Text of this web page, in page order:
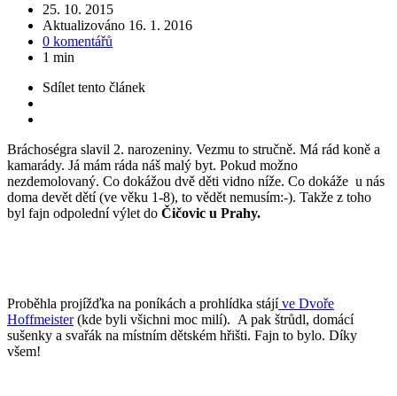
25. 10. 2015
Aktualizováno 16. 1. 2016
0 komentářů
1 min
Sdílet tento článek
Bráchoségra slavil 2. narozeniny. Vezmu to stručně. Má rád koně a
kamarády. Já mám ráda náš malý byt. Pokud možno
nezdemolovaný. Co dokážou dvě děti vidno níže. Co dokáže u nás
doma devět dětí (ve věku 1-8), to vědět nemusím:-). Takže z toho
byl fajn odpolední výlet do Čičovic u Prahy.
Proběhla projížďka na poníkách a prohlídka stájíve Dvoře
Hoffmeister(kde byli všichni moc milí). A pak štrůdl, domácí
sušenky a svařák na místním dětském hřišti. Fajn to bylo. Díky
všem!